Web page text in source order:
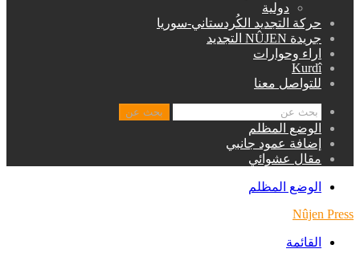
دولية
حركة التجديد الكُردستاني-سوريا
جريدة NÛJEN التجديد
اراء وحوارات
Kurdî
للتواصل معنا
بحث عن
الوضع المظلم
إضافة عمود جانبي
مقال عشوائي
الوضع المظلم
Nûjen Press
القائمة